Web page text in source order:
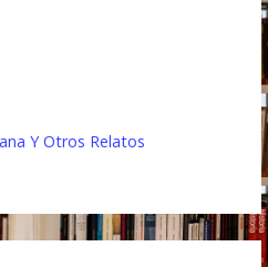
Y Otros Relatos